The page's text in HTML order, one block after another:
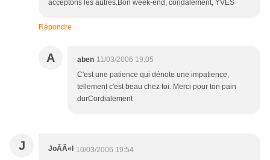
acceptons les autres.Bon week-end, coridalement, YVES
Répondre
A aben 11/03/2006 19:05
C'est une patience qui dénote une impatience,
tellement c'est beau chez toi. Merci pour ton pain
durCordialement
J JoÃÂ«l 10/03/2006 19:54